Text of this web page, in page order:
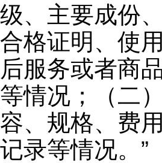
、主要成份
格证明、使
服务或者商
情况；（二
、规格、费
录等情况。”